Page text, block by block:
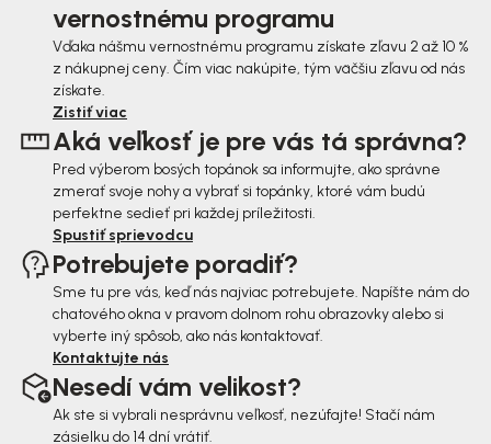
vernostnému programu
Vďaka nášmu vernostnému programu získate zľavu 2 až 10 %
z nákupnej ceny. Čím viac nakúpite, tým väčšiu zľavu od nás
získate.
Zistiť viac
Aká veľkosť je pre vás tá správna?
Pred výberom bosých topánok sa informujte, ako správne
zmerať svoje nohy a vybrať si topánky, ktoré vám budú
perfektne sedieť pri každej príležitosti.
Spustiť sprievodcu
Potrebujete poradiť?
Sme tu pre vás, keď nás najviac potrebujete. Napíšte nám do
chatového okna v pravom dolnom rohu obrazovky alebo si
vyberte iný spôsob, ako nás kontaktovať.
Kontaktujte nás
Nesedí vám velikost?
Ak ste si vybrali nesprávnu veľkosť, nezúfajte! Stačí nám
zásielku do 14 dní vrátiť.